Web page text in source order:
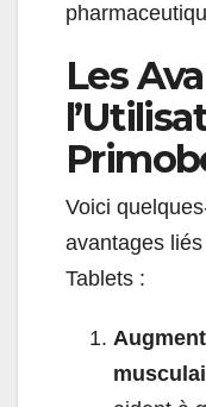
Les
Voici
avantages liés
Tablets :